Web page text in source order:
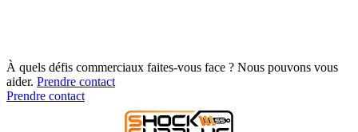
À quels défis commerciaux faites-vous face ? Nous pouvons vous
aider. Prendre contact
Prendre contact